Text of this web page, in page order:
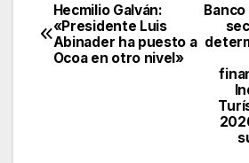
Navegación
de
Hecmilio Galván:
«Presidente Luis
Abinader ha puesto a
Ocoa en otro nivel»